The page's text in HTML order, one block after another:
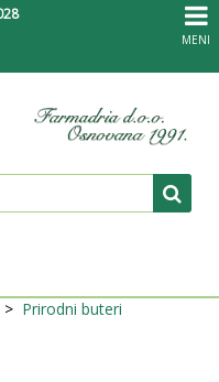
MENI
Prirodni buteri